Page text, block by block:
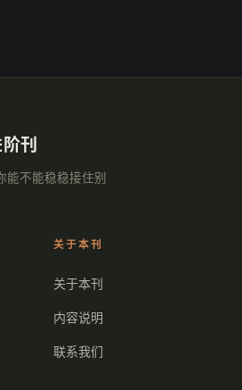
刊
能不能稳稳接住别
关于本刊
关于本刊
内容说明
联系我们